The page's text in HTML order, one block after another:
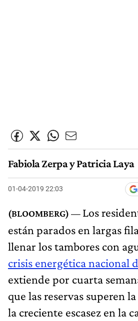
Fabiola Zerpa y Patricia Laya
01-04-2019 22:03
Los
están parados en largas
llenar los tambores con
crisis energética nacional
extiende por cuarta
que las reservas superen
la creciente escasez en la